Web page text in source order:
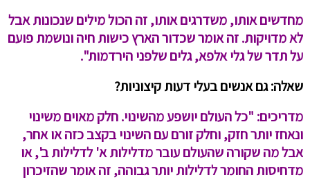
מחדשים אותו, משדרגים אותו, זה הכול מילים שנכונות אבל
לא מדויקות. זה אומר שכדור הארץ כישות חיה ונושמת פועם
על תדר של גלי אלפא, גלים שלפני הירדמות".
שאלה:גם אנשים בעלי דעות קיצוניות?
מדריכים: "כל העולם יושפע מהשינוי. חלק מאוים משינוי
ונאחז יותר חזק, וחלק זורם עם השינוי בקצב כזה או אחר,
אבל מה שקורה שהעולם עובר מדלילות א' לדלילות ב', או
מדחיסות החומר לדלילות יותר גבוהה, זה אומר שהזיכרון